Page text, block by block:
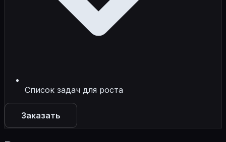
Список задач для роста
Заказать